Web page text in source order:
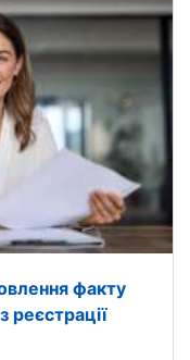
факту
реєстрації